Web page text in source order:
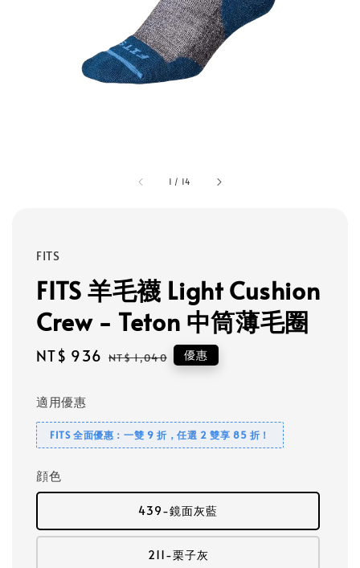
1 / 14
FITS
FITS 羊毛襪 Light Cushion
Crew - Teton 中筒薄毛圈
Sale
NT$ 936 Regular
NT$ 1,040 優惠
適用優惠
FITS 全面優惠：一雙 9 折，任選 2 雙享 85 折！
顔色
439-鏡面灰藍
211-栗子灰